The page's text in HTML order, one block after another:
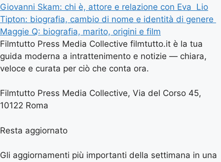
Giovanni Skam: chi è, attore e relazione con Eva Lio
Tipton: biografia, cambio di nome e identità di genere
Maggie Q: biografia, marito, origini e film
Filmtutto Press Media Collective filmtutto.it è la tua
guida moderna a intrattenimento e notizie — chiara,
veloce e curata per ciò che conta ora.
Filmtutto Press Media Collective, Via del Corso 45,
10122 Roma
Resta aggiornato
Gli aggiornamenti più importanti della settimana in una